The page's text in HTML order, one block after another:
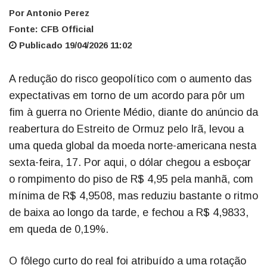
Por Antonio Perez
Fonte: CFB Official
Publicado 19/04/2026 11:02
A redução do risco geopolítico com o aumento das
expectativas em torno de um acordo para pôr um
fim à guerra no Oriente Médio, diante do anúncio da
reabertura do Estreito de Ormuz pelo Irã, levou a
uma queda global da moeda norte-americana nesta
sexta-feira, 17. Por aqui, o dólar chegou a esboçar
o rompimento do piso de R$ 4,95 pela manhã, com
mínima de R$ 4,9508, mas reduziu bastante o ritmo
de baixa ao longo da tarde, e fechou a R$ 4,9833,
em queda de 0,19%.
O fôlego curto do real foi atribuído a uma rotação